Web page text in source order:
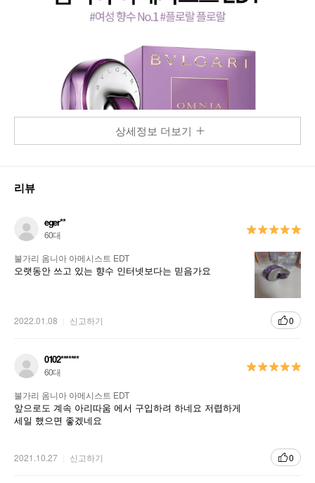
상세정보 더보기
리뷰
eger**
60대
불가리 옴니아 아메시스트 EDT
오랫동안 쓰고 있는 향수 인터넷보다는 믿음가요
2022.01.08 신고하기 0
0102*******
60대
불가리 옴니아 아메시스트 EDT
앞으로도 계속 아리따움 에서 구입하려 하네요 저렵하게
세일 했으면 좋겠네요
2021.10.27 신고하기 0